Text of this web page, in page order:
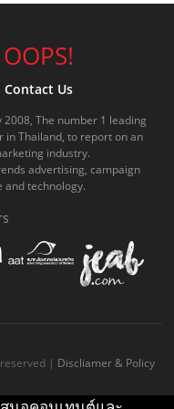
t
a
g
r
a
.
t
o
k
.
c
m
OOPS!
Contact Us
The number 1 leading
in Thailand, to report on an
industry.
advertising, campaign
and technology.
| Discliamer & Policy